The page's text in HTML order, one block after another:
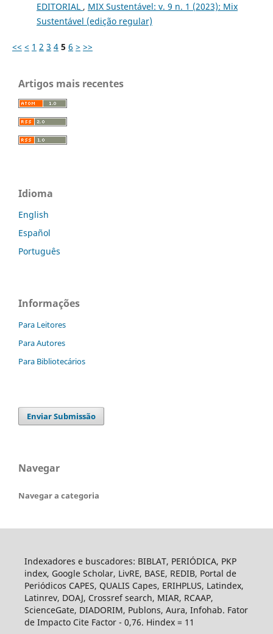
EDITORIAL , MIX Sustentável: v. 9 n. 1 (2023): Mix
Sustentável (edição regular)
<< < 1 2 3 4 5 6 > >>
Artigos mais recentes
Idioma
English
Español
Português
Informações
Para Leitores
Para Autores
Para Bibliotecários
Enviar Submissão
Navegar
Navegar a categoria
Indexadores e buscadores: BIBLAT, PERIÓDICA, PKP
index, Google Scholar, LivRE, BASE, REDIB, Portal de
Periódicos CAPES, QUALIS Capes, ERIHPLUS, Latindex,
Latinrev, DOAJ, Crossref search, MIAR, RCAAP,
ScienceGate, DIADORIM, Publons, Aura, Infohab. Fator
de Impacto Cite Factor - 0,76. Hindex = 11